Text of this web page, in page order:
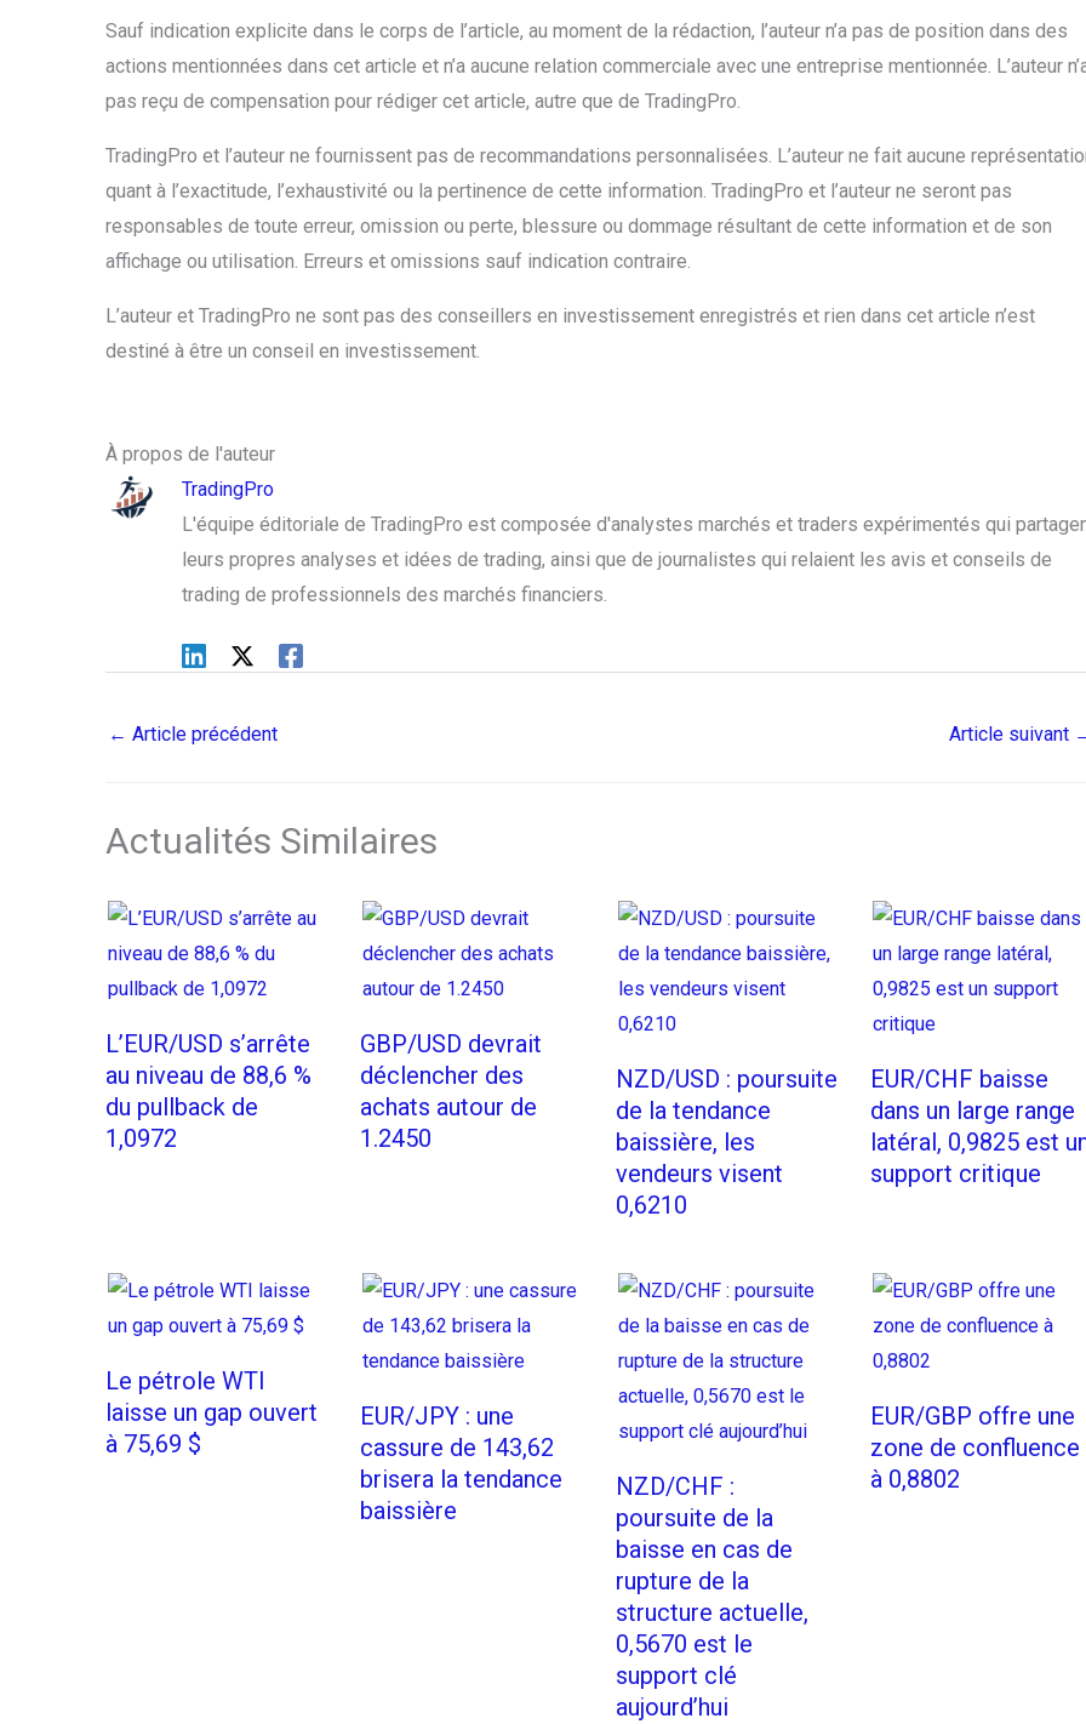
Sauf indication explicite dans le corps de l’article, au moment de la rédaction, l’auteur n’a pas de position dans des
actions mentionnées dans cet article et n’a aucune relation commerciale avec une entreprise mentionnée. L’auteur
pas reçu de compensation pour rédiger cet article, autre que de TradingPro.
TradingPro et l’auteur ne fournissent pas de recommandations personnalisées. L’auteur ne fait aucune
quant à l’exactitude, l’exhaustivité ou la pertinence de cette information. TradingPro et l’auteur ne seront pas
responsables de toute erreur, omission ou perte, blessure ou dommage résultant de cette information et de son
affichage ou utilisation. Erreurs et omissions sauf indication contraire.
L’auteur et TradingPro ne sont pas des conseillers en investissement enregistrés et rien dans cet article n’est
destiné à être un conseil en investissement.
À propos de l'auteur
TradingPro
L'équipe éditoriale de TradingPro est composée d'analystes marchés et traders expérimentés qui
leurs propres analyses et idées de trading, ainsi que de journalistes qui relaient les avis et conseils de
trading de professionnels des marchés financiers.
← Article précédent Article suivant
Actualités Similaires
L’EUR/USD s’arrête
au niveau de 88,6 %
du pullback de
1,0972
GBP/USD devrait
déclencher des
achats autour de
1.2450
NZD/USD : poursuite
de la tendance
baissière, les
vendeurs visent
0,6210
EUR/CHF baisse
dans un large range
latéral, 0,9825 est
support critique
Le pétrole WTI
laisse un gap ouvert
à 75,69 $
EUR/JPY : une
cassure de 143,62
brisera la tendance
baissière
NZD/CHF :
poursuite de la
baisse en cas de
rupture de la
structure actuelle,
0,5670 est le
support clé
aujourd’hui
EUR/GBP offre une
zone de confluence
à 0,8802